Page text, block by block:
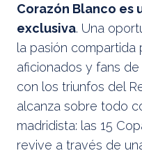
Corazón Blanco es
exclusiva. Una
la pasión compartida
aficionados y fans
con los triunfos del
alcanza sobre todo
madridista: las 15
revive a través de